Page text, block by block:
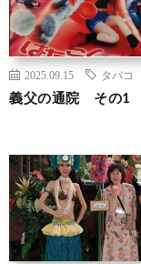
2025.09.15 タバコ
義父の通院 その1